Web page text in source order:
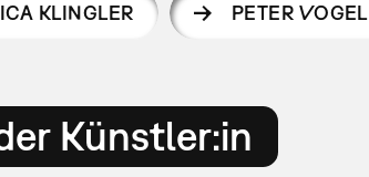
KLINGLER PETER VOGEL
Künstler:in